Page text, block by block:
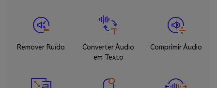
Remover Ruído
Converter Áudio
em Texto
Comprimir Áudio